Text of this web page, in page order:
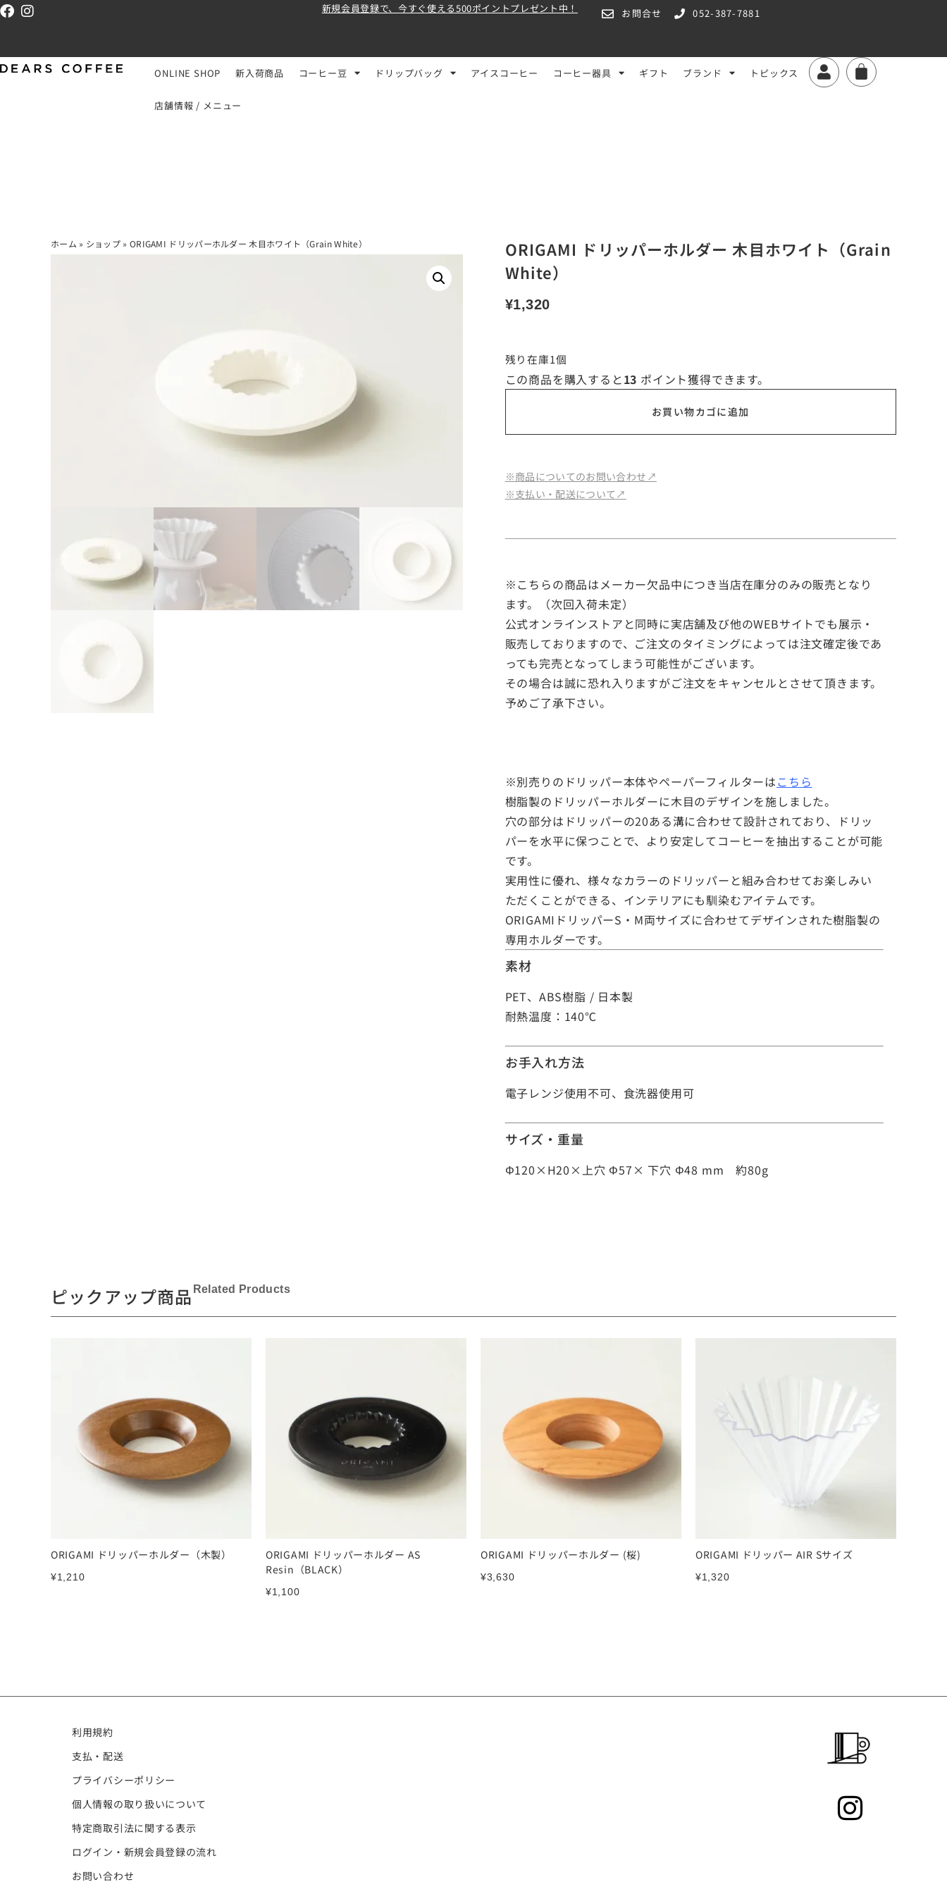
新規会員登録で、今すぐ使える500ポイントプレゼント中！ お問合せ 052-387-7881
ONLINE SHOP 新入荷商品 コーヒー豆 ドリップバッグ アイスコーヒー コーヒー器具 ギフト ブランド トピックス
店舗情報 / メニュー
ホーム » ショップ » ORIGAMI ドリッパーホルダー 木目ホワイト（Grain White）
ORIGAMI ドリッパーホルダー 木目ホワイト（Grain
White）
¥1,320
残り在庫1個
この商品を購入すると13 ポイント獲得できます。
お買い物カゴに追加
※商品についてのお問い合わせ↗︎
※支払い・配送について↗︎
※こちらの商品はメーカー欠品中につき当店在庫分のみの販売となり
ます。（次回入荷未定）
公式オンラインストアと同時に実店舗及び他のWEBサイトでも展示・
販売しておりますので、ご注文のタイミングによっては注文確定後であ
っても完売となってしまう可能性がございます。
その場合は誠に恐れ入りますがご注文をキャンセルとさせて頂きます。
予めご了承下さい。
※別売りのドリッパー本体やペーパーフィルターはこちら
樹脂製のドリッパーホルダーに木目のデザインを施しました。
穴の部分はドリッパーの20ある溝に合わせて設計されており、ドリッ
パーを水平に保つことで、より安定してコーヒーを抽出することが可能
です。
実用性に優れ、様々なカラーのドリッパーと組み合わせてお楽しみい
ただくことができる、インテリアにも馴染むアイテムです。
ORIGAMIドリッパーS・M両サイズに合わせてデザインされた樹脂製の
専用ホルダーです。
素材
PET、ABS樹脂 / 日本製
耐熱温度：140℃
お手入れ方法
電子レンジ使用不可、食洗器使用可
サイズ・重量
Φ120×H20×上穴 Φ57× 下穴 Φ48 mm 約80g
ピックアップ商品 Related Products
ORIGAMI ドリッパーホルダー（木製）
¥1,210
ORIGAMI ドリッパーホルダー AS
Resin（BLACK）
¥1,100
ORIGAMI ドリッパーホルダー (桜)
¥3,630
ORIGAMI ドリッパー AIR Sサイズ
¥1,320
利用規約
支払・配送
プライバシーポリシー
個人情報の取り扱いについて
特定商取引法に関する表示
ログイン・新規会員登録の流れ
お問い合わせ